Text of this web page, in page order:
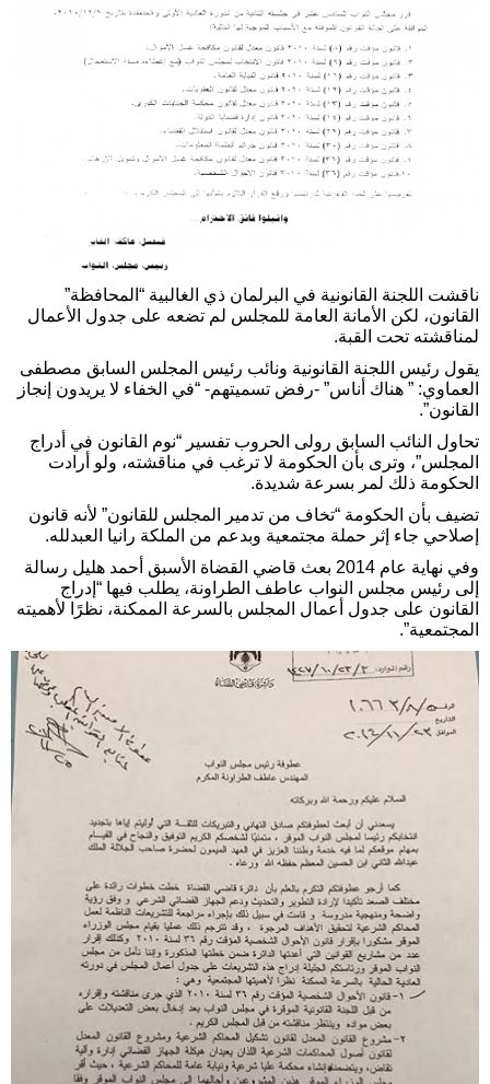
ناقشت اللجنة القانونية في البرلمان ذي الغالبية “المحافظة”
القانون، لكن الأمانة العامة للمجلس لم تضعه على جدول الأعمال
لمناقشته تحت القبة.
يقول رئيس اللجنة القانونية ونائب رئيس المجلس السابق مصطفى
العماوي: ” هناك أناس” -رفض تسميتهم- “في الخفاء لا يريدون إنجاز
القانون”.
تحاول النائب السابق رولى الحروب تفسير “نوم القانون في أدراج
المجلس”، وترى بأن الحكومة لا ترغب في مناقشته، ولو أرادت
الحكومة ذلك لمر بسرعة شديدة.
تضيف بأن الحكومة “تخاف من تدمير المجلس للقانون” لأنه قانون
إصلاحي جاء إثر حملة مجتمعية وبدعم من الملكة رانيا العبدلله.
وفي نهاية عام 2014 بعث قاضي القضاة الأسبق أحمد هليل رسالة
إلى رئيس مجلس النواب عاطف الطراونة، يطلب فيها “إدراج
القانون على جدول أعمال المجلس بالسرعة الممكنة، نظرًا لأهميته
المجتمعية”.